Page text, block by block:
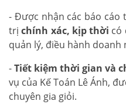
- Được nhận các báo cáo
trịchính xác, kịp thời có
quản lý, điều hành doanh
-Tiết kiệm thời gian và
vụ của Kế Toán Lê Ánh,
chuyên gia giỏi.